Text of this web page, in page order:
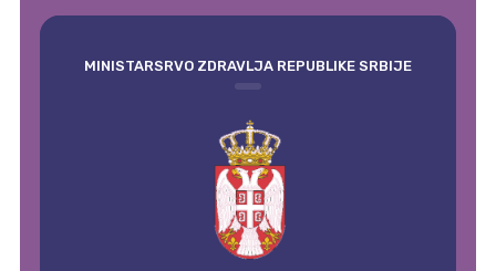
MINISTARSRVO ZDRAVLJA REPUBLIKE SRBIJE